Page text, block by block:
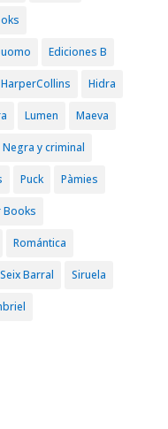
Ediciones B
HarperCollins Hidra
Lumen Maeva
Negra y criminal
Puck Pàmies
Books
Romántica
Seix Barral Siruela